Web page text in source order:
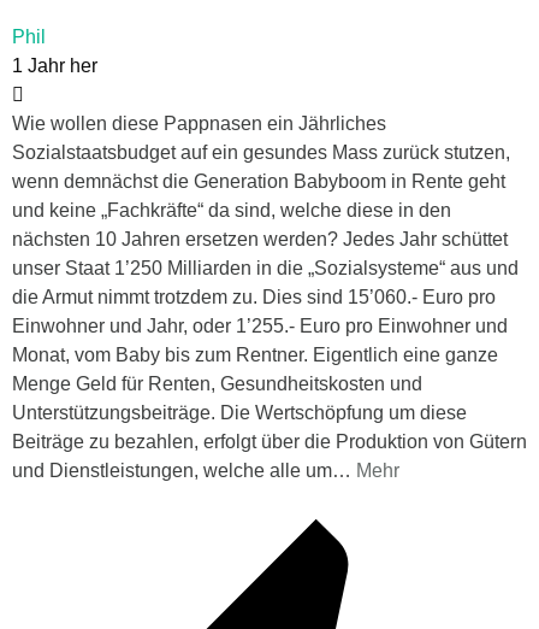
Phil
1 Jahr her
Wie wollen diese Pappnasen ein Jährliches
Sozialstaatsbudget auf ein gesundes Mass zurück stutzen,
wenn demnächst die Generation Babyboom in Rente geht
und keine „Fachkräfte“ da sind, welche diese in den
nächsten 10 Jahren ersetzen werden? Jedes Jahr schüttet
unser Staat 1’250 Milliarden in die „Sozialsysteme“ aus und
die Armut nimmt trotzdem zu. Dies sind 15’060.- Euro pro
Einwohner und Jahr, oder 1’255.- Euro pro Einwohner und
Monat, vom Baby bis zum Rentner. Eigentlich eine ganze
Menge Geld für Renten, Gesundheitskosten und
Unterstützungsbeiträge. Die Wertschöpfung um diese
Beiträge zu bezahlen, erfolgt über die Produktion von Gütern
und Dienstleistungen, welche alle um… Mehr